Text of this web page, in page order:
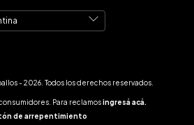
- 2026. Todos los derechos reservados.
Para reclamosingresá acá.
de arrepentimiento